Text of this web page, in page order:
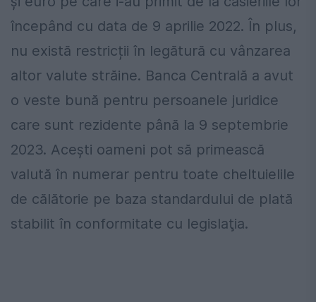
începând cu data de 9 aprilie 2022. În plus,
nu există restricții în legătură cu vânzarea
altor valute străine. Banca Centrală a avut
o veste bună pentru persoanele juridice
care sunt rezidente până la 9 septembrie
2023. Acești oameni pot să primească
valută în numerar pentru toate cheltuielile
de călătorie pe baza standardului de plată
stabilit în conformitate cu legislaţia.